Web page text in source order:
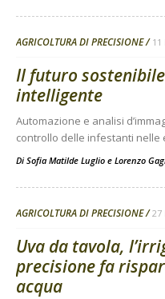
AGRICOLTURA DI PRECISIONE
Il futuro
intelligente
Automazione e analisi
controllo delle infestanti nelle
Di Sofia Matilde Luglio e Lorenzo
AGRICOLTURA DI PRECISIONE 27
Uva da tavola,
precisione fa
acqua